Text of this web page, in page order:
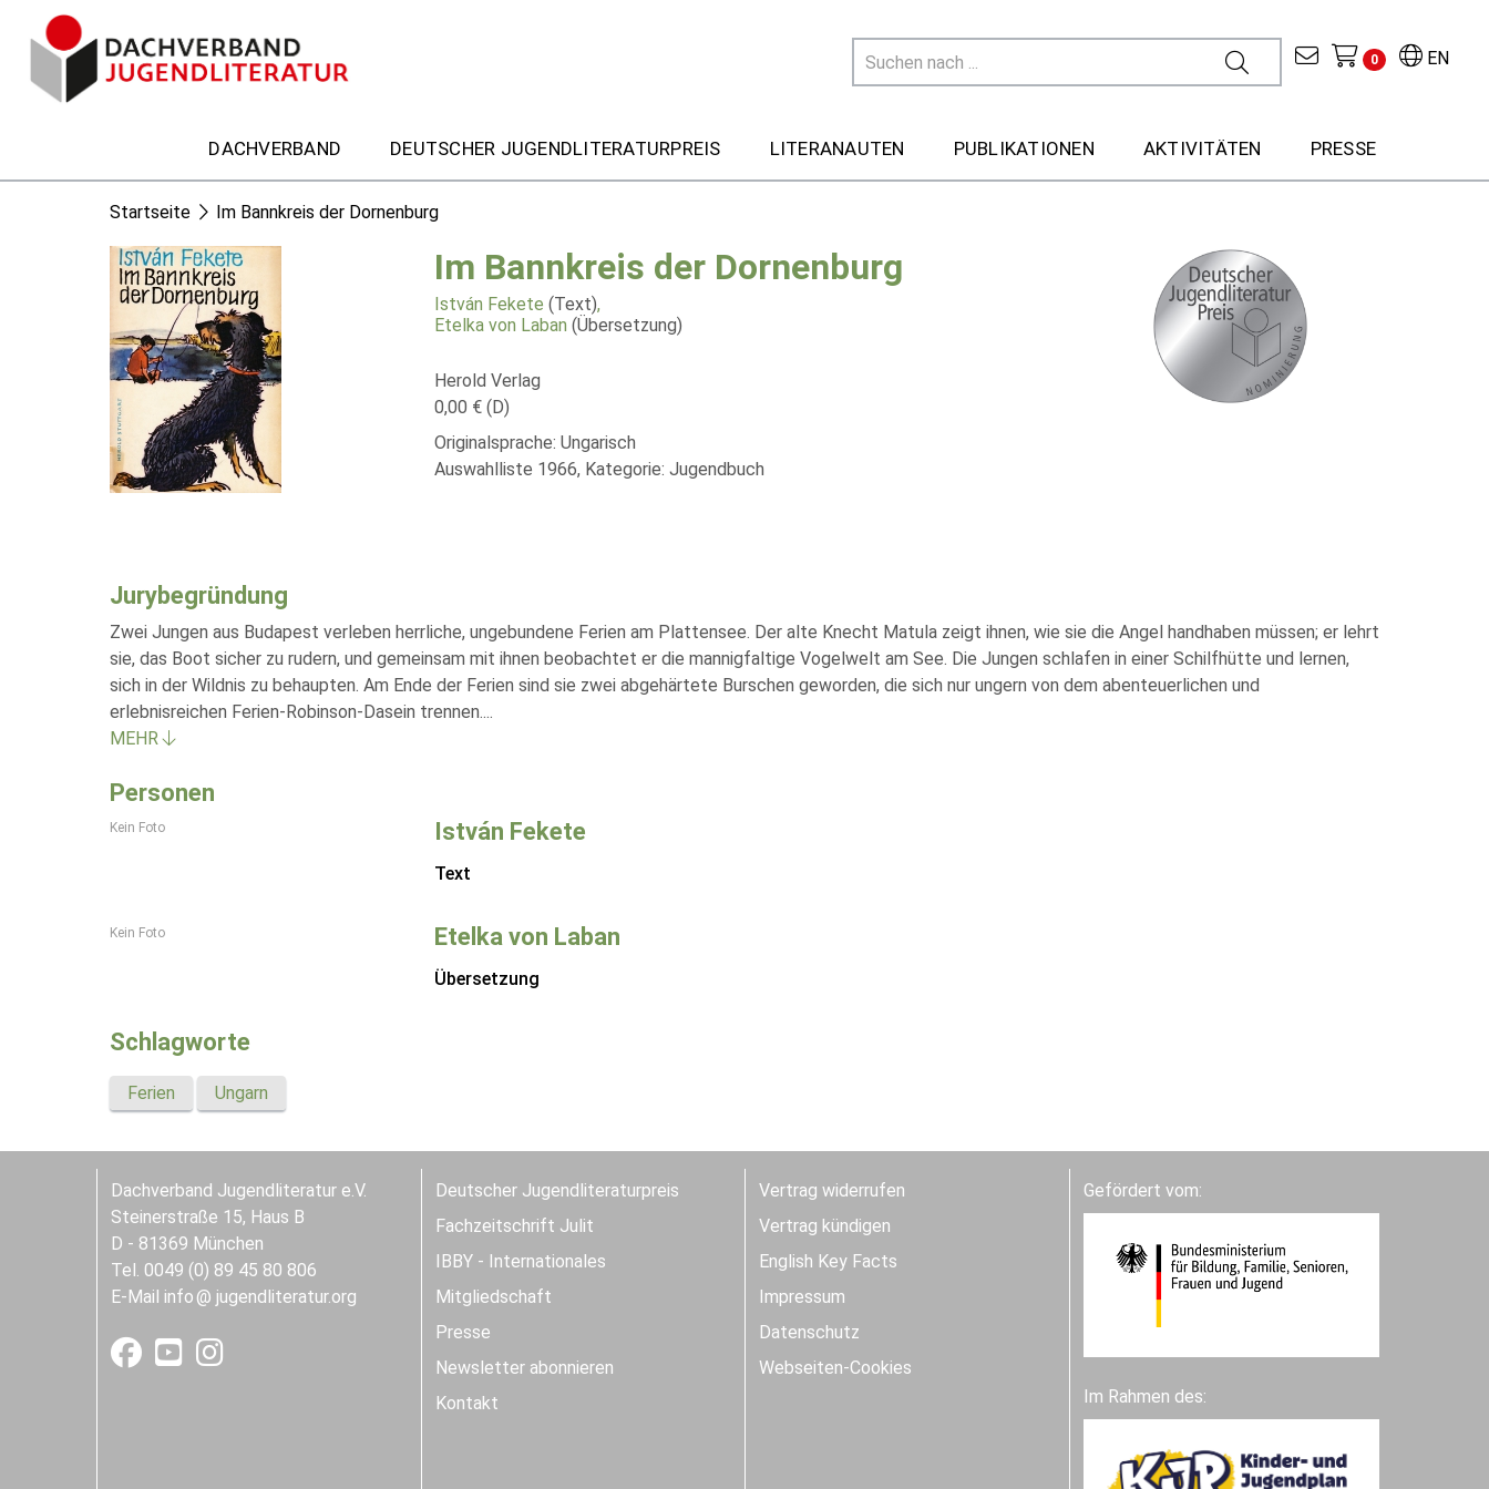
EN
0
DACHVERBAND DEUTSCHER JUGENDLITERATURPREIS LITERANAUTEN PUBLIKATIONEN AKTIVITÄTEN PRESSE
Startseite Im Bannkreis der Dornenburg
Im Bannkreis der Dornenburg
István Fekete (Text),
Etelka von Laban (Übersetzung)
Herold Verlag
0,00 € (D)
Originalsprache: Ungarisch
Auswahlliste 1966, Kategorie: Jugendbuch
Jurybegründung
Zwei Jungen aus Budapest verleben herrliche, ungebundene Ferien am Plattensee. Der alte Knecht Matula zeigt ihnen, wie sie die Angel handhaben müssen; er lehrt
sie, das Boot sicher zu rudern, und gemeinsam mit ihnen beobachtet er die mannigfaltige Vogelwelt am See. Die Jungen schlafen in einer Schilfhütte und lernen,
sich in der Wildnis zu behaupten. Am Ende der Ferien sind sie zwei abgehärtete Burschen geworden, die sich nur ungern von dem abenteuerlichen und
erlebnisreichen Ferien-Robinson-Dasein trennen....
MEHR
Personen
Kein Foto István Fekete
Text
Kein Foto Etelka von Laban
Übersetzung
Schlagworte
Ferien Ungarn
Dachverband Jugendliteratur e.V.
Steinerstraße 15, Haus B
D - 81369 München
Tel. 0049 (0) 89 45 80 806
E-Mail info jugendliteratur.org
Deutscher Jugendliteraturpreis
Fachzeitschrift Julit
IBBY - Internationales
Mitgliedschaft
Presse
Newsletter abonnieren
Kontakt
Vertrag widerrufen
Vertrag kündigen
English Key Facts
Impressum
Datenschutz
Webseiten-Cookies
Gefördert vom:
Im Rahmen des: